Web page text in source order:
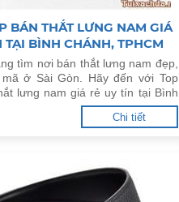
BÁN THẮT LƯNG NAM GIÁ
TẠI BÌNH CHÁNH, TPHCM
tìm nơi bán thắt lưng nam đẹp,
ở Sài Gòn. Hãy đến với Top
lưng nam giá rẻ uy tín tại Bình
Chi tiết